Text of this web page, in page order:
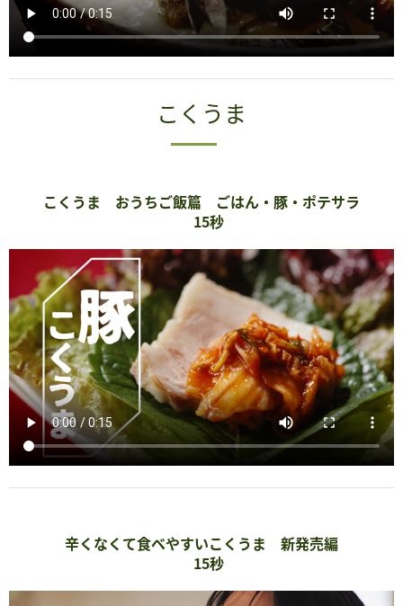
こくうま
こくうま おうちご飯篇 ごはん・豚・ポテサラ
15秒
辛くなくて食べやすいこくうま 新発売編
15秒